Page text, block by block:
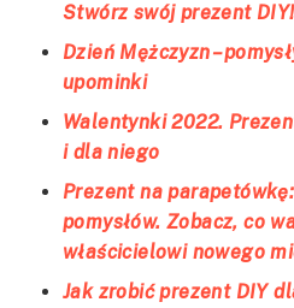
Stwórz swój prezent DIY!
Dzień Mężczyzn –
upominki
Walentynki 2022.
i dla niego
Prezent na
pomysłów. Zobacz, co
właścicielowi nowego
Jak zrobić prezent DIY